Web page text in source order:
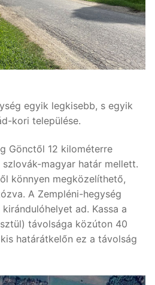
egyik legkisebb, s egyik
kori települése.
Gönctől 12 kilométerre
magyar határ mellett.
könnyen megközelíthető,
A Zempléni-hegység
ad. Kassa a
távolsága közúton 40
határátkelőn ez a távolság